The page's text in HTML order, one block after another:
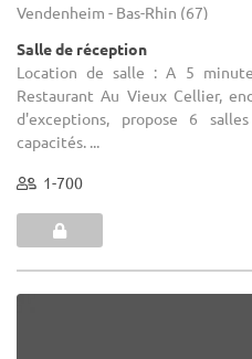
Vendenheim - Bas-Rhin (67)
Salle de réception
Location de salle : A 5
Restaurant Au Vieux Cellier,
d'exceptions, propose 6
capacités. ...
1-700